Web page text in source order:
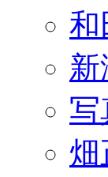
和
写
畑